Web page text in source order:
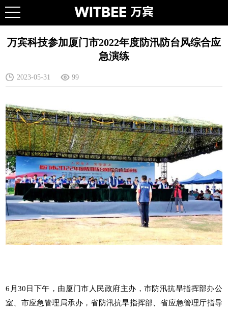
万宾科技参加厦门市2022年度防汛防台风综合应
急演练
2023-05-31 99
6月30日下午，由厦门市人民政府主办，市防汛抗旱指挥部办公
室、市应急管理局承办，省防汛抗旱指挥部、省应急管理厅指导